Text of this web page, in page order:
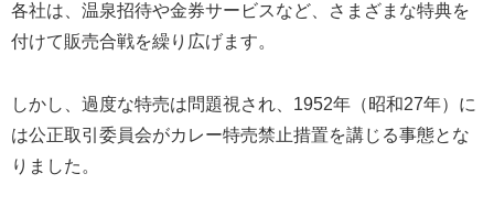
各社は、温泉招待や金券サービスなど、さまざまな特典を
付けて販売合戦を繰り広げます。
しかし、過度な特売は問題視され、1952年（昭和27年）に
は公正取引委員会がカレー特売禁止措置を講じる事態とな
りました。